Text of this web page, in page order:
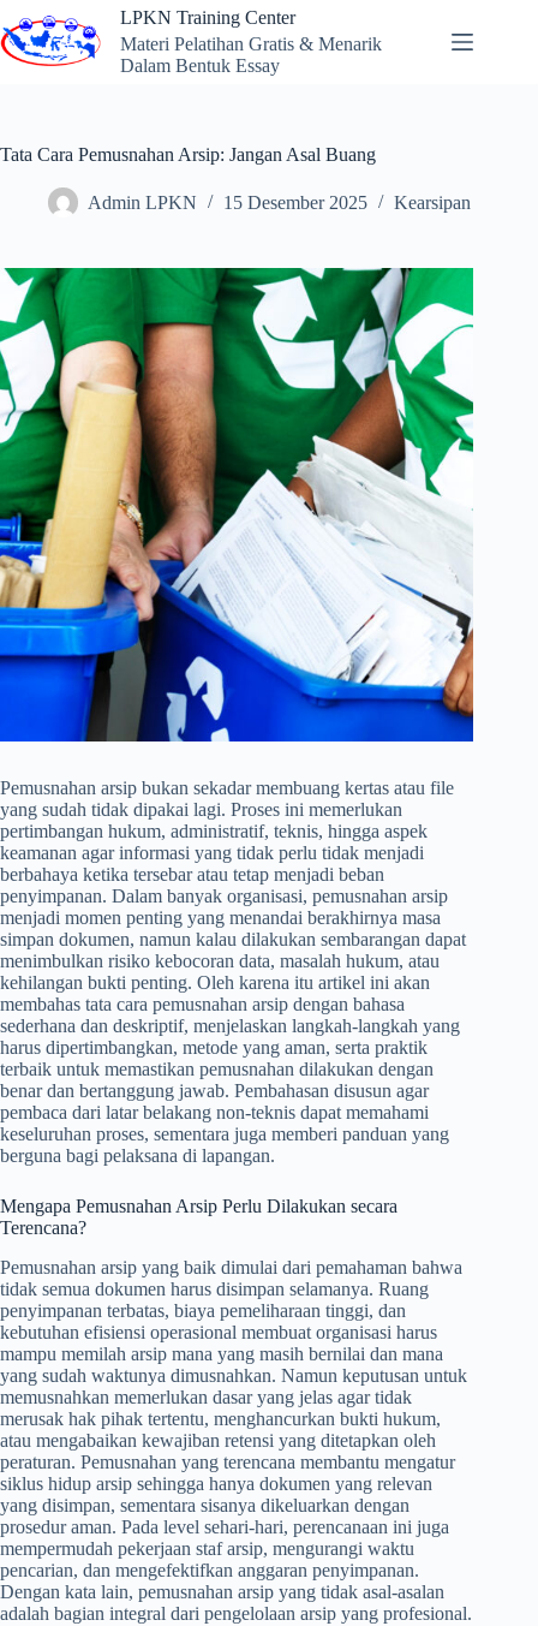
to
content
LPKN Training Center
Materi Pelatihan Gratis & Menarik
Dalam Bentuk Essay
Tata Cara Pemusnahan Arsip: Jangan Asal Buang
Admin LPKN 15 Desember 2025 Kearsipan
Pemusnahan arsip bukan sekadar membuang kertas atau file
yang sudah tidak dipakai lagi. Proses ini memerlukan
pertimbangan hukum, administratif, teknis, hingga aspek
keamanan agar informasi yang tidak perlu tidak menjadi
berbahaya ketika tersebar atau tetap menjadi beban
penyimpanan. Dalam banyak organisasi, pemusnahan arsip
menjadi momen penting yang menandai berakhirnya masa
simpan dokumen, namun kalau dilakukan sembarangan dapat
menimbulkan risiko kebocoran data, masalah hukum, atau
kehilangan bukti penting. Oleh karena itu artikel ini akan
membahas tata cara pemusnahan arsip dengan bahasa
sederhana dan deskriptif, menjelaskan langkah-langkah yang
harus dipertimbangkan, metode yang aman, serta praktik
terbaik untuk memastikan pemusnahan dilakukan dengan
benar dan bertanggung jawab. Pembahasan disusun agar
pembaca dari latar belakang non-teknis dapat memahami
keseluruhan proses, sementara juga memberi panduan yang
berguna bagi pelaksana di lapangan.
Mengapa Pemusnahan Arsip Perlu Dilakukan secara
Terencana?
Pemusnahan arsip yang baik dimulai dari pemahaman bahwa
tidak semua dokumen harus disimpan selamanya. Ruang
penyimpanan terbatas, biaya pemeliharaan tinggi, dan
kebutuhan efisiensi operasional membuat organisasi harus
mampu memilah arsip mana yang masih bernilai dan mana
yang sudah waktunya dimusnahkan. Namun keputusan untuk
memusnahkan memerlukan dasar yang jelas agar tidak
merusak hak pihak tertentu, menghancurkan bukti hukum,
atau mengabaikan kewajiban retensi yang ditetapkan oleh
peraturan. Pemusnahan yang terencana membantu mengatur
siklus hidup arsip sehingga hanya dokumen yang relevan
yang disimpan, sementara sisanya dikeluarkan dengan
prosedur aman. Pada level sehari-hari, perencanaan ini juga
mempermudah pekerjaan staf arsip, mengurangi waktu
pencarian, dan mengefektifkan anggaran penyimpanan.
Dengan kata lain, pemusnahan arsip yang tidak asal-asalan
adalah bagian integral dari pengelolaan arsip yang profesional.